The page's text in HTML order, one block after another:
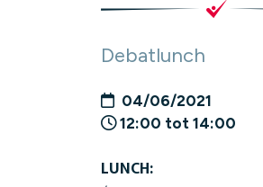
Debatlunch
04/06/2021
12:00 tot 14:00
LUNCH: